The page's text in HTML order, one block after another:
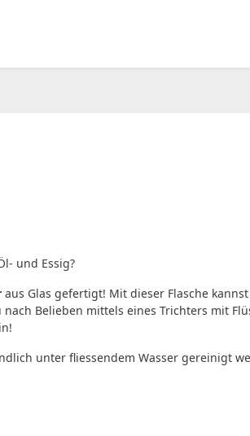
und Essig?
aus Glas gefertigt! Mit dieser Flasche
Belieben mittels eines Trichters mit
unter fliessendem Wasser gereinigt